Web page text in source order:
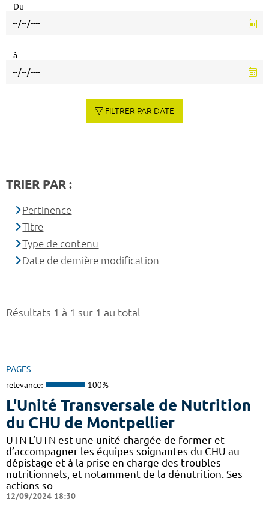
Résultats 1 à 1 sur 1 au total
PAGES
relevance: 100%
L'Unité Transversale de Nutrition
du CHU de Montpellier
UTN L’UTN est une unité chargée de former et
d’accompagner les équipes soignantes du CHU au
dépistage et à la prise en charge des troubles
nutritionnels, et notamment de la dénutrition. Ses
actions so
12/09/2024 18:30
Du
à
FILTRER PAR DATE
TRIER PAR :
Pertinence
Titre
Type de contenu
Date de dernière modification